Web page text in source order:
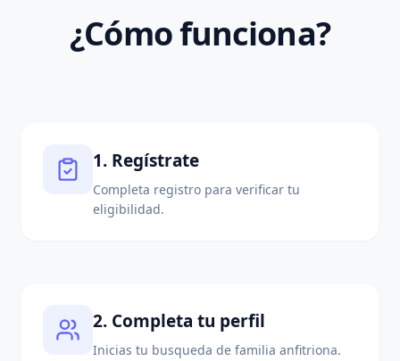
¿Cómo funciona?
1. Regístrate
Completa registro para verificar tu
eligibilidad.
2. Completa tu perfil
Inicias tu busqueda de familia anfitriona.